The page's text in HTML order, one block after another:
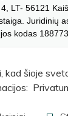
LT- 56121
Juridinių
kodas
kad šioje